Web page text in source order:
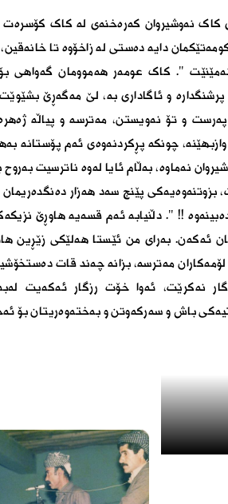
کاک نەوشیروان کەرەخنەى لە کاک
دایە دەستى لە زاخۆوە تا
". کاک عومەر هەموومان گەواهی
و ئاگادارى بە، لێ مەگەڕێ
و تۆ نەویستن، مەترسە و پیاڵە
چونکە پڕکردنەوەى ئەم پۆستانە
نەماوە، بەڵام ئایا لەوە ناترسیت
پێنج سەد هەزار
!! ". دڵنیابە ئەم قسەیە هاوڕێ
ئەکەن. بەراى من ئێستا هەلێکى زێڕین
لۆمەکاران مەترسە، بزانە چەند قات
نەکرێت، ئەوا خۆت رزگار ئەکەیت
باش و سەرکەوتن و بەختەوەریتان بۆ